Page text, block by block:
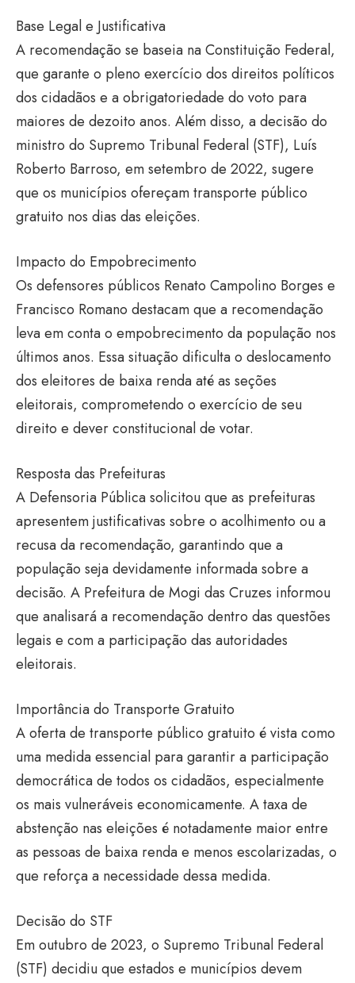
Base Legal e Justificativa
A recomendação se baseia na Constituição Federal,
que garante o pleno exercício dos direitos políticos
dos cidadãos e a obrigatoriedade do voto para
maiores de dezoito anos. Além disso, a decisão do
ministro do Supremo Tribunal Federal (STF), Luís
Roberto Barroso, em setembro de 2022, sugere
que os municípios ofereçam transporte público
gratuito nos dias das eleições.
Impacto do Empobrecimento
Os defensores públicos Renato Campolino Borges e
Francisco Romano destacam que a recomendação
leva em conta o empobrecimento da população nos
últimos anos. Essa situação dificulta o deslocamento
dos eleitores de baixa renda até as seções
eleitorais, comprometendo o exercício de seu
direito e dever constitucional de votar.
Resposta das Prefeituras
A Defensoria Pública solicitou que as prefeituras
apresentem justificativas sobre o acolhimento ou a
recusa da recomendação, garantindo que a
população seja devidamente informada sobre a
decisão. A Prefeitura de Mogi das Cruzes informou
que analisará a recomendação dentro das questões
legais e com a participação das autoridades
eleitorais.
Importância do Transporte Gratuito
A oferta de transporte público gratuito é vista como
uma medida essencial para garantir a participação
democrática de todos os cidadãos, especialmente
os mais vulneráveis economicamente. A taxa de
abstenção nas eleições é notadamente maior entre
as pessoas de baixa renda e menos escolarizadas, o
que reforça a necessidade dessa medida.
Decisão do STF
Em outubro de 2023, o Supremo Tribunal Federal
(STF) decidiu que estados e municípios devem